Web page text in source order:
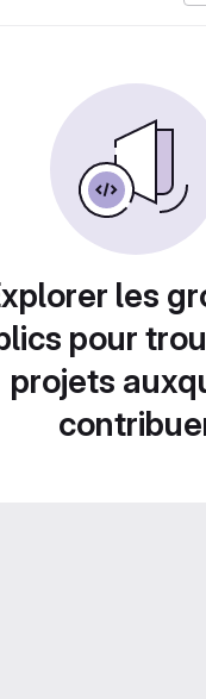
les
pour
projets